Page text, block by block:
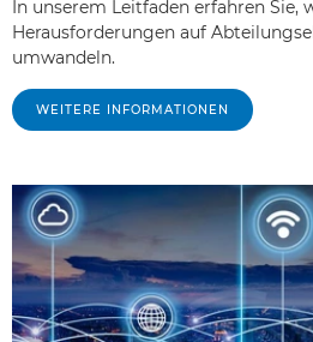
In unserem Leitfaden erfahren Sie,
Herausforderungen auf
umwandeln.
WEITERE INFORMATIONEN